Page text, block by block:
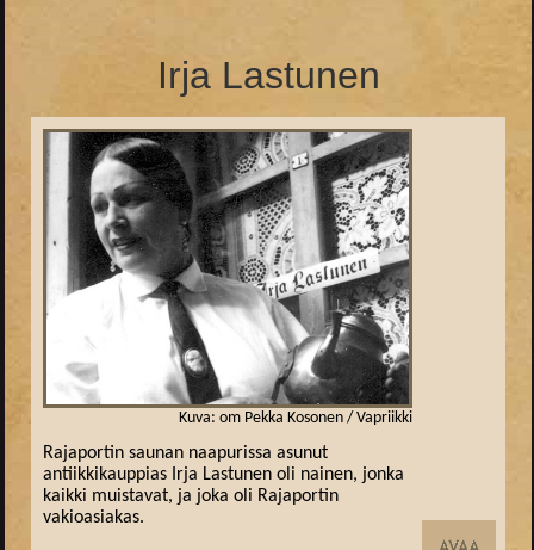
Irja Lastunen
Kuva: om Pekka Kosonen / Vapriikki
Rajaportin saunan naapurissa asunut
antiikkikauppias Irja Lastunen oli nainen, jonka
kaikki muistavat, ja joka oli Rajaportin
vakioasiakas.